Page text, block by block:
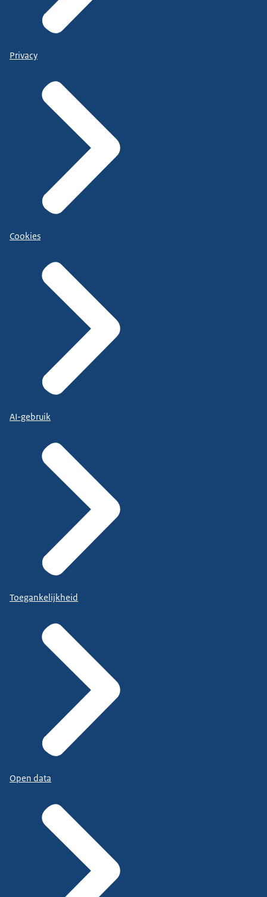
Privacy
Cookies
AI-gebruik
Toegankelijkheid
Open data